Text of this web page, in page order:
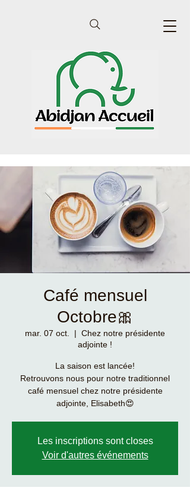
Café mensuel
Octobre🎀
mar. 07 oct.
  |
Chez notre présidente
adjointe !
La saison est lancée!
Retrouvons nous pour notre traditionnel
café mensuel chez notre présidente
adjointe, Elisabeth😍
Les inscriptions sont closes
Voir d'autres événements